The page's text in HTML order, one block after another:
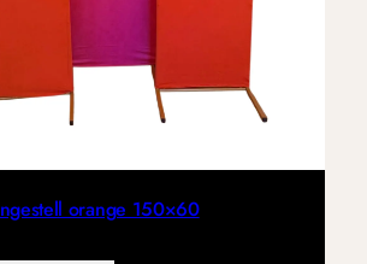
orange 150×60